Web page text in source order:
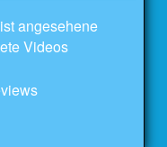
angesehene
Videos